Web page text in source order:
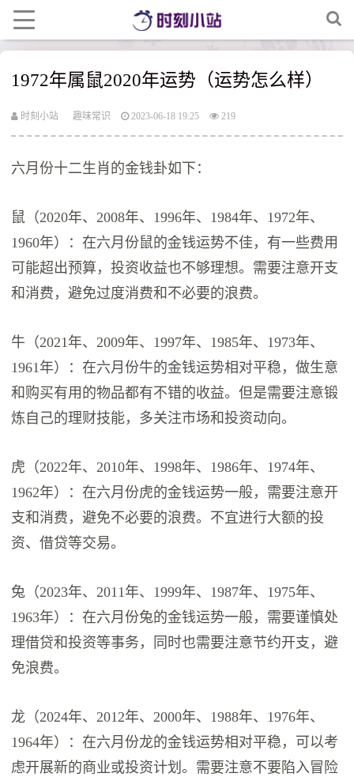
1972年属鼠2020年运势（运势怎么样）
时刻小站 趣味常识 2023-06-18 19:25 219
六月份十二生肖的金钱卦如下：
鼠（2020年、2008年、1996年、1984年、1972年、
1960年）：在六月份鼠的金钱运势不佳，有一些费用
可能超出预算，投资收益也不够理想。需要注意开支
和消费，避免过度消费和不必要的浪费。
牛（2021年、2009年、1997年、1985年、1973年、
1961年）：在六月份牛的金钱运势相对平稳，做生意
和购买有用的物品都有不错的收益。但是需要注意锻
炼自己的理财技能，多关注市场和投资动向。
虎（2022年、2010年、1998年、1986年、1974年、
1962年）：在六月份虎的金钱运势一般，需要注意开
支和消费，避免不必要的浪费。不宜进行大额的投
资、借贷等交易。
兔（2023年、2011年、1999年、1987年、1975年、
1963年）：在六月份兔的金钱运势一般，需要谨慎处
理借贷和投资等事务，同时也需要注意节约开支，避
免浪费。
龙（2024年、2012年、2000年、1988年、1976年、
1964年）：在六月份龙的金钱运势相对平稳，可以考
虑开展新的商业或投资计划。需要注意不要陷入冒险